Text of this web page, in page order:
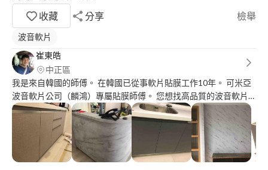
收藏
分享 檢舉
波音軟片
崔東皓
中正區
我是來自韓國的師傅。 在韓國已從事軟片貼膜工作10年。 可米亞
波音軟片公司（麟鴻）專屬貼膜師傅。 您想找高品質的波音軟片
師傅，請跟我聯絡. 如果希望簡單貼或價格的考量較高，請不要找
我. 謝謝.